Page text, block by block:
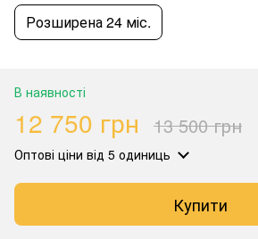
Розширена 24 міс.
В наявності
12 750 грн 13 500 грн
Оптові ціни від 5 одиниць
Купити